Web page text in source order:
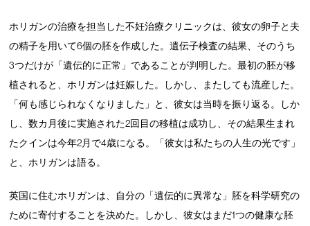
ホリガンの治療を担当した不妊治療クリニックは、彼女の卵子と夫
の精子を用いて6個の胚を作成した。遺伝子検査の結果、そのうち
3つだけが「遺伝的に正常」であることが判明した。最初の胚が移
植されると、ホリガンは妊娠した。しかし、またしても流産した。
「何も感じられなくなりました」と、彼女は当時を振り返る。しか
し、数カ月後に実施された2回目の移植は成功し、その結果生まれ
たクインは今年2月で4歳になる。「彼女は私たちの人生の光です」
と、ホリガンは語る。
英国に住むホリガンは、自分の「遺伝的に異常な」胚を科学研究の
ために寄付することを決めた。しかし、彼女はまだ1つの健康な胚